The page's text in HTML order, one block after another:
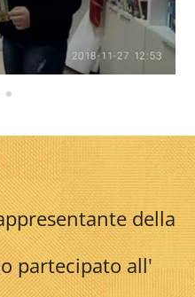
della
partecipato all'